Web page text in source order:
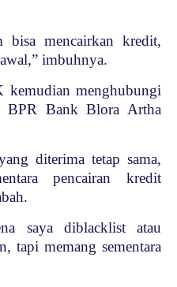
bisa mencairkan kredit,
imbuhnya.
kemudian menghubungi
BPR Bank Blora Artha
diterima tetap sama,
pencairan kredit
saya diblacklist atau
tapi memang sementara